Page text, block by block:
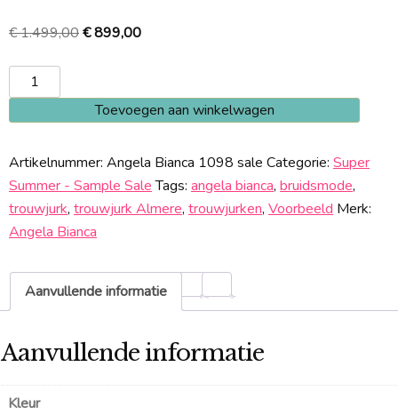
€1.499,00Oorspronkelijke
€ 1.499,00.
€899,00Huidige
€ 899,00.
Angela
Bianca
1098
aantal
Toevoegen aan winkelwagen
Artikelnummer: Angela Bianca 1098 sale Categorie: Super
Summer - Sample SaleTags: angela bianca, bruidsmode,
trouwjurk, trouwjurk Almere, trouwjurken, Voorbeeld Merk:
Angela Bianca
Aanvullende informatie
Aanvullende informatie
Kleur